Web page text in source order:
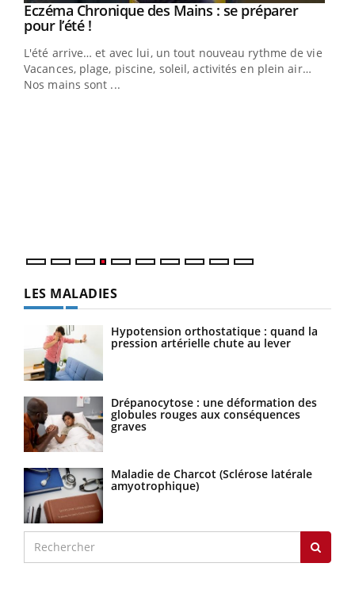
Youtube
Eczéma Chronique des Mains : se préparer
pour l’été !Youtube
L'été arrive… et avec lui, un tout nouveau rythme de vie !
Vacances, plage, piscine, soleil, activités en plein air…
Nos mains sont ...
LES MALADIES
Hypotension orthostatique : quand la
pression artérielle chute au lever
Drépanocytose : une déformation des
globules rouges aux conséquences
graves
Maladie de Charcot (Sclérose latérale
amyotrophique)